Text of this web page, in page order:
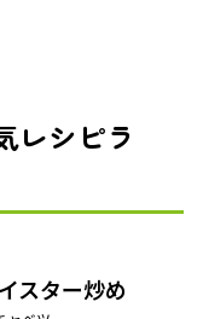
レシピラ
スター炒め